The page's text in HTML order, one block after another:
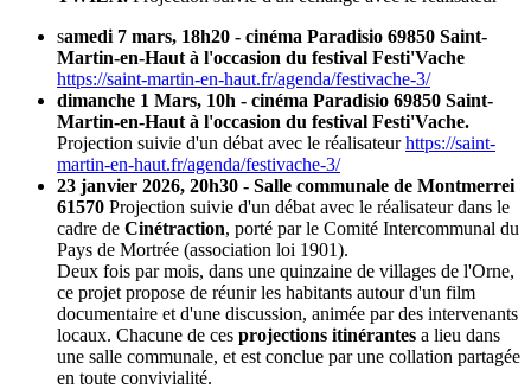
samedi 7 mars, 18h20 - cinéma Paradisio 69850 Saint-
Martin-en-Haut à l'occasion du festival Festi'Vache
https://saint-martin-en-haut.fr/agenda/festivache-3/
dimanche 1 Mars, 10h - cinéma Paradisio 69850 Saint-
Martin-en-Haut à l'occasion du festival Festi'Vache.
Projection suivie d'un débat avec le réalisateurhttps://saint-
martin-en-haut.fr/agenda/festivache-3/
23 janvier 2026, 20h30 - Salle communale de Montmerrei
61570 Projection suivie d'un débat avec le réalisateur dans le
cadre de Cinétraction, porté par le Comité Intercommunal du
Pays de Mortrée (association loi 1901).
Deux fois par mois, dans une quinzaine de villages de l'Orne,
ce projet propose de réunir les habitants autour d'un film
documentaire et d'une discussion, animée par des intervenants
locaux. Chacune de ces projections itinérantes a lieu dans
une salle communale, et est conclue par une collation partagée
en toute convivialité.